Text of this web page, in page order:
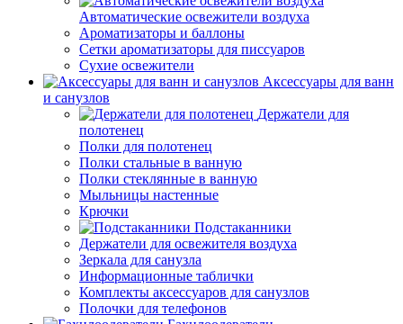
Автоматические освежители воздуха
Ароматизаторы и баллоны
Сетки ароматизаторы для писсуаров
Сухие освежители
Аксессуары для ванн
и санузлов
Держатели для
полотенец
Полки для полотенец
Полки стальные в ванную
Полки стеклянные в ванную
Мыльницы настенные
Крючки
Подстаканники
Держатели для освежителя воздуха
Зеркала для санузла
Информационные таблички
Комплекты аксессуаров для санузлов
Полочки для телефонов